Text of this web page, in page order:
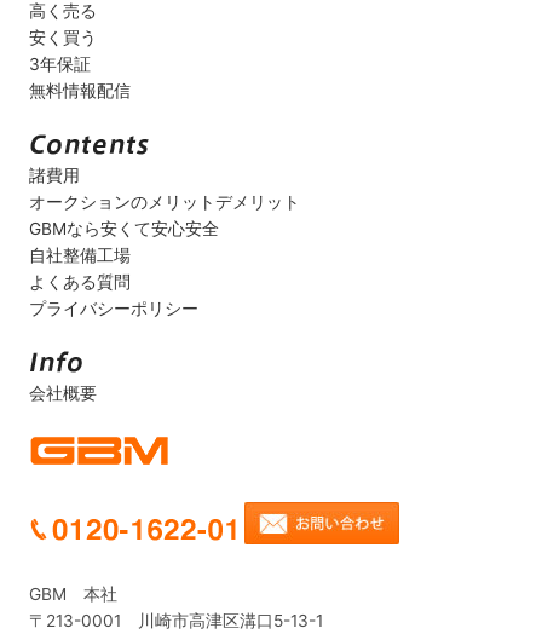
高く売る
安く買う
3年保証
無料情報配信
諸費用
オークションのメリットデメリット
GBMなら安くて安心安全
自社整備工場
よくある質問
プライバシーポリシー
会社概要
GBM 本社
〒213-0001 川崎市高津区溝口5-13-1